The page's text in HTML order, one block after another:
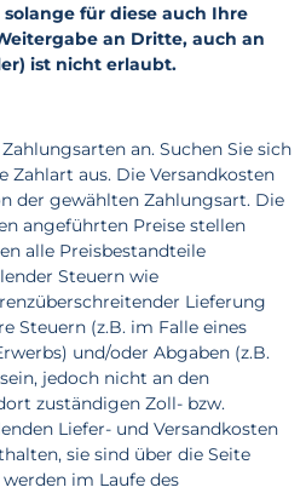
für diese auch Ihre
an Dritte, auch an
ist nicht erlaubt.
an. Suchen Sie sich
Zahlart aus. Die Versandkosten
der gewählten Zahlungsart. Die
angeführten Preise stellen
alle Preisbestandteile
Steuern wie
Lieferung
Steuern (z.B. im Falle eines
und/oder Abgaben (z.B.
jedoch nicht an den
zuständigen Zoll- bzw.
Liefer- und Versandkosten
sie sind über die Seite
werden im Laufe des